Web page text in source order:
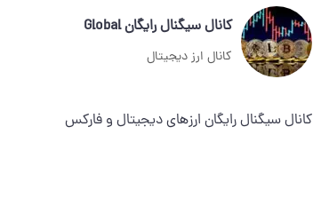
کانال سیگنال رایگان Global
کانال ارز دیجیتال
کانال سیگنال رایگان ارزهای دیجیتال و فارکس